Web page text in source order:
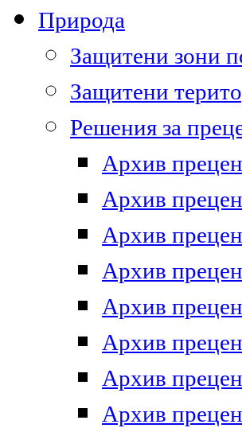
Природа
Защитени зони
Защитени
Решения за
Архив
Архив
Архив
Архив
Архив
Архив
Архив
Архив